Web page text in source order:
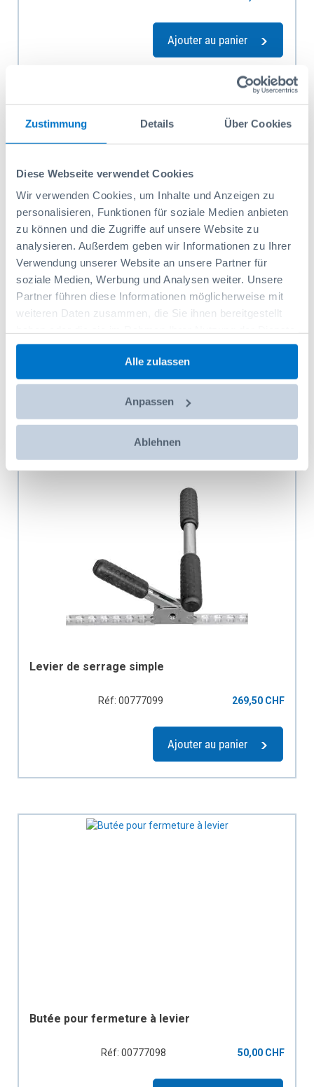
Zustimmung Details Über Cookies
Diese Webseite verwendet Cookies
Wir verwenden Cookies, um Inhalte und Anzeigen zu
personalisieren, Funktionen für soziale Medien anbieten
zu können und die Zugriffe auf unsere Website zu
analysieren. Außerdem geben wir Informationen zu Ihrer
Verwendung unserer Website an unsere Partner für
soziale Medien, Werbung und Analysen weiter. Unsere
Partner führen diese Informationen möglicherweise mit
weiteren Daten zusammen, die Sie ihnen bereitgestellt
gesammelt haben.
Alle zulassen
Anpassen
Ablehnen
Ajouter au panier
Raccord avec grand crochet à cliper dans les
rails
Levier de serrage simple
Réf: 00777099 269,50 CHF
Ajouter au panier
Butée pour fermeture à levier
Réf: 00777098 50,00 CHF